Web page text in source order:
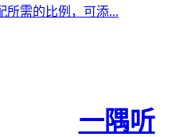
所需的比例，可添...
一隅听